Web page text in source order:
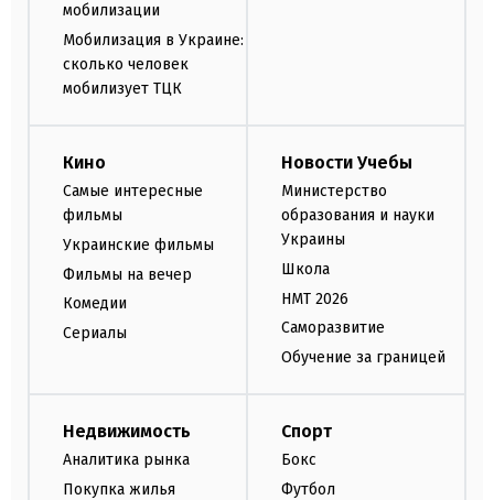
мобилизации
Мобилизация в Украине:
сколько человек
мобилизует ТЦК
Кино
Самые интересные
фильмы
Украинские фильмы
Фильмы на вечер
Комедии
Сериалы
Новости Учебы
Министерство
образования и науки
Украины
Школа
НМТ 2026
Саморазвитие
Обучение за границей
Недвижимость
Аналитика рынка
Покупка жилья
Спорт
Бокс
Футбол